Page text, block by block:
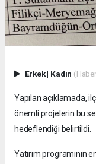
Erkek| Kadın
Yapılan açıklamada,
önemli projelerin bu
hedeflendiği belirtildi.
Yatırım programının